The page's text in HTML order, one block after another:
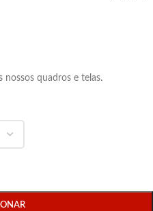
nossos quadros e telas.